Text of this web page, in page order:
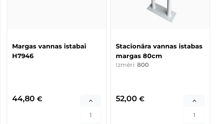
Margas vannas istabai
H7946
44,80 €
Stacionāra vannas istabas
margas 80cm
Izmēri: 800
52,00 €